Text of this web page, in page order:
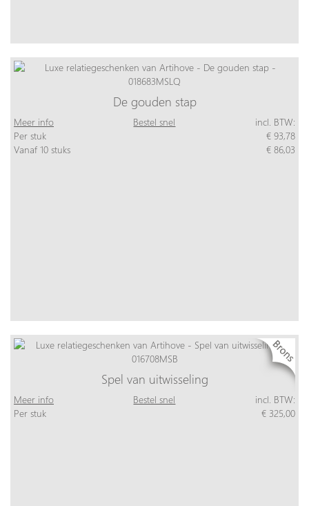
De gouden stap
Meer info Bestel snel
incl. BTW:
Per stuk
€ 93,78
Vanaf 10 stuks
€ 86,03
Spel van uitwisseling
Meer info Bestel snel
incl. BTW:
Per stuk
€ 325,00